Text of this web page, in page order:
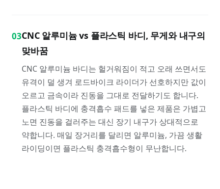
03CNC 알루미늄 vs 플라스틱 바디, 무게와 내구의
맞바꿈
CNC 알루미늄 바디는 헐거워짐이 적고 오래 쓰면서도
유격이 덜 생겨 로드바이크 라이더가 선호하지만 값이
오르고 금속이라 진동을 그대로 전달하기도 합니다.
플라스틱 바디에 충격흡수 패드를 넣은 제품은 가볍고
노면 진동을 걸러주는 대신 장기 내구가 상대적으로
약합니다. 매일 장거리를 달리면 알루미늄, 가끔 생활
라이딩이면 플라스틱 충격흡수형이 무난합니다.